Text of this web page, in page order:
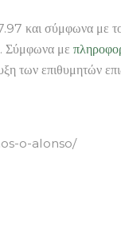
και σύμφωνα με
Σύμφωνα με
των επιθυμητών
o-alonso/